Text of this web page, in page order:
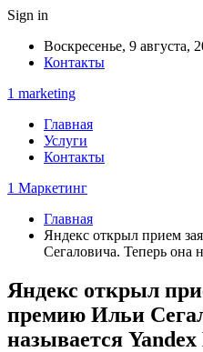
Sign in
Воскресенье, 9 августа,
Контакты
1 marketing
Главная
Услуги
Контакты
1 Маркетинг
Главная
Яндекс открыл прием
Сегаловича. Теперь она
Яндекс открыл
премию Ильи
называется